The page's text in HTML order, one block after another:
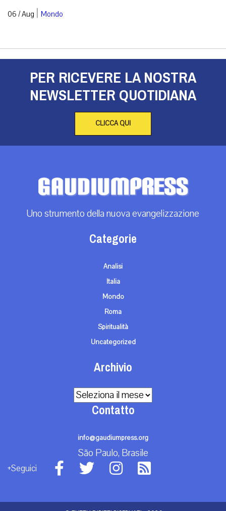
06 / Aug | Mondo
PER RICEVERE LA NOSTRA
NEWSLETTER QUOTIDIANA
CLICCA QUI
Uno strumento della nuova evangelizzazione
Categorie
Analisi
Italia
Mondo
Roma
Spiritualità
Uncategorized
Archivio
Archivio
Contatto
info@gaudiumpress.org
São Paulo, Brasile
+Seguici